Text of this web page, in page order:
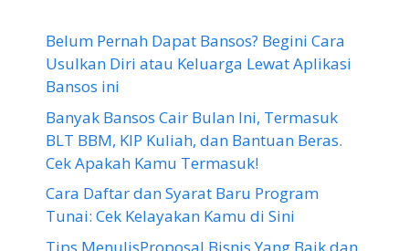
Belum Pernah Dapat Bansos? Begini Cara
Usulkan Diri atau Keluarga Lewat Aplikasi
Bansos ini
Banyak Bansos Cair Bulan Ini, Termasuk
BLT BBM, KIP Kuliah, dan Bantuan Beras.
Cek Apakah Kamu Termasuk!
Cara Daftar dan Syarat Baru Program
Tunai: Cek Kelayakan Kamu di Sini
Tips MenulisProposal Bisnis Yang Baik dan